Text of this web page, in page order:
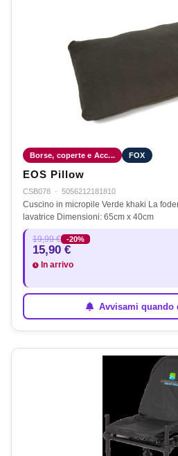
Borse, coperte e Acc... FOX
EOS Pillow
CSB078 · 5056212181810
Cuscino in micropile Verde khaki La
lavatrice Dimensioni: 65cm x 40cm
19,99 € -20%
15,90 €
In arrivo
Avvisami quando